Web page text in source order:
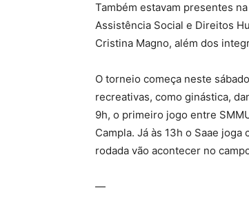
Também estavam presentes
Assistência Social e Direitos
Cristina Magno, além dos
O torneio começa neste
recreativas, como ginástica,
9h, o primeiro jogo entre
Campla. Já às 13h o Saae
rodada vão acontecer no
—